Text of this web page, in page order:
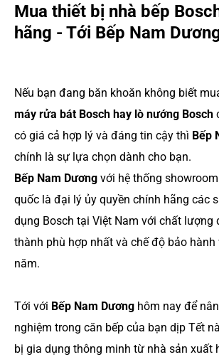
Mua thiết bị nhà bếp
hãng - Tới Bếp Nam
Nếu bạn đang băn khoăn không biết
máy rửa bát Bosch hay lò nướng Bosch
có giá cả hợp lý và đáng tin cậy thì Bếp
chính là sự lựa chọn dành cho bạn.
Bếp Nam Dương với hệ thống
quốc là đại lý ủy quyền chính hãng các
dụng Bosch tại Việt Nam với chất lượng
thành phù hợp nhất và chế độ bảo hành
năm.
Tới với Bếp Nam Dương hôm nay để
nghiệm trong căn bếp của bạn dịp Tết
bị gia dụng thông minh từ nhà sản xuất